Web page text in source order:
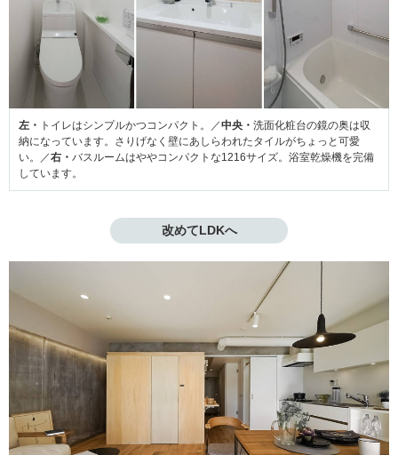
左・ トイレはシンプルかつコンパクト。／中央・ 洗面化粧台の鏡の奥は収
納になっています。さりげなく壁にあしらわれたタイルがちょっと可愛
い。／右・ バスルームはややコンパクトな1216サイズ。浴室乾燥機を完備
しています。
改めてLDKへ